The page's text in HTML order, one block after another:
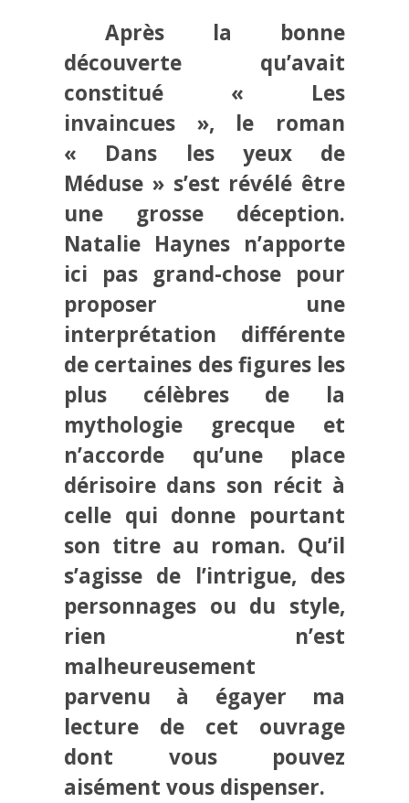
Après la bonne
découverte qu’avait
constitué « Les
invaincues », le roman
« Dans les yeux de
Méduse » s’est révélé être
une grosse déception.
Natalie Haynes n’apporte
ici pas grand-chose pour
proposer une
interprétation différente
de certaines des figures les
plus célèbres de la
mythologie grecque et
n’accorde qu’une place
dérisoire dans son récit à
celle qui donne pourtant
son titre au roman. Qu’il
s’agisse de l’intrigue, des
personnages ou du style,
rien n’est
malheureusement
parvenu à égayer ma
lecture de cet ouvrage
dont vous pouvez
aisément vous dispenser.